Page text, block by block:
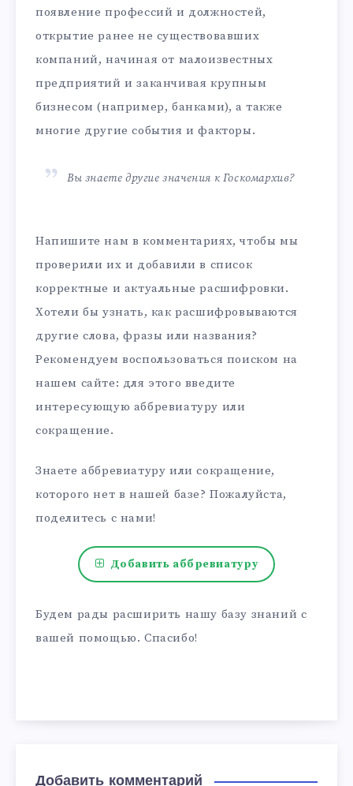
появление профессий и должностей,
открытие ранее не существовавших
компаний, начиная от малоизвестных
предприятий и заканчивая крупным
бизнесом (например, банками), а также
многие другие события и факторы.
Вы знаете другие значения к Госкомархив?
Напишите нам в комментариях, чтобы мы
проверили их и добавили в список
корректные и актуальные расшифровки.
Хотели бы узнать, как расшифровываются
другие слова, фразы или названия?
Рекомендуем воспользоваться поиском на
нашем сайте: для этого введите
интересующую аббревиатуру или
сокращение.
Знаете аббревиатуру или сокращение,
которого нет в нашей базе? Пожалуйста,
поделитесь с нами!
Добавить аббревиатуру
Будем рады расширить нашу базу знаний с
вашей помощью. Спасибо!
Добавить комментарий